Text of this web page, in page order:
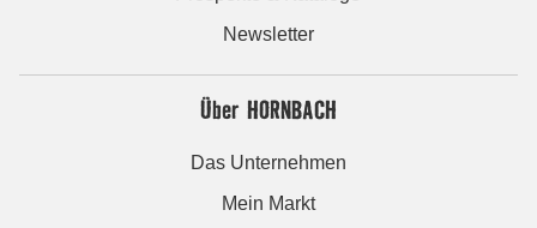
Newsletter
Über HORNBACH
Das Unternehmen
Mein Markt